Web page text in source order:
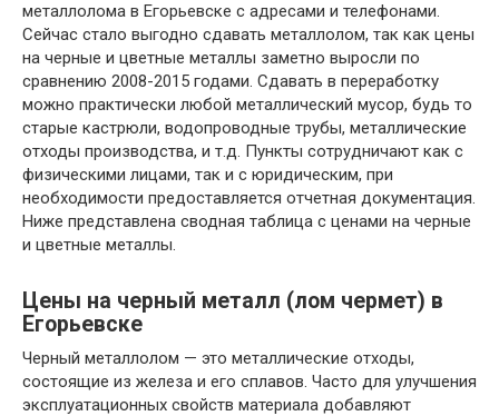
металлолома в Егорьевске с адресами и телефонами.
Сейчас стало выгодно сдавать металлолом, так как цены
на черные и цветные металлы заметно выросли по
сравнению 2008-2015 годами. Сдавать в переработку
можно практически любой металлический мусор, будь то
старые кастрюли, водопроводные трубы, металлические
отходы производства, и т.д. Пункты сотрудничают как с
физическими лицами, так и с юридическим, при
необходимости предоставляется отчетная документация.
Ниже представлена сводная таблица с ценами на черные
и цветные металлы.
Цены на черный металл (лом чермет) в
Егорьевске
Черный металлолом — это металлические отходы,
состоящие из железа и его сплавов. Часто для улучшения
эксплуатационных свойств материала добавляют